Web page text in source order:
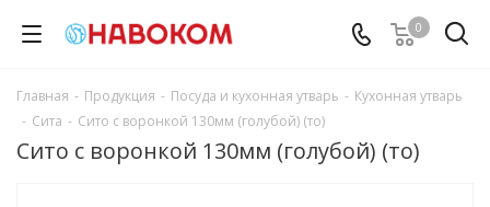
0
Главная - Продукция - Посуда и кухонная утварь - Кухонная утварь
- Сита - Сито с воронкой 130мм (голубой) (то)
Сито с воронкой 130мм (голубой) (то)